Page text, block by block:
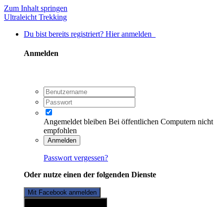
Zum Inhalt springen
Ultraleicht Trekking
Du bist bereits registriert? Hier anmelden
Anmelden
Angemeldet bleiben Bei öffentlichen Computern nicht
empfohlen
Anmelden
Passwort vergessen?
Oder nutze einen der folgenden Dienste
Mit Facebook anmelden